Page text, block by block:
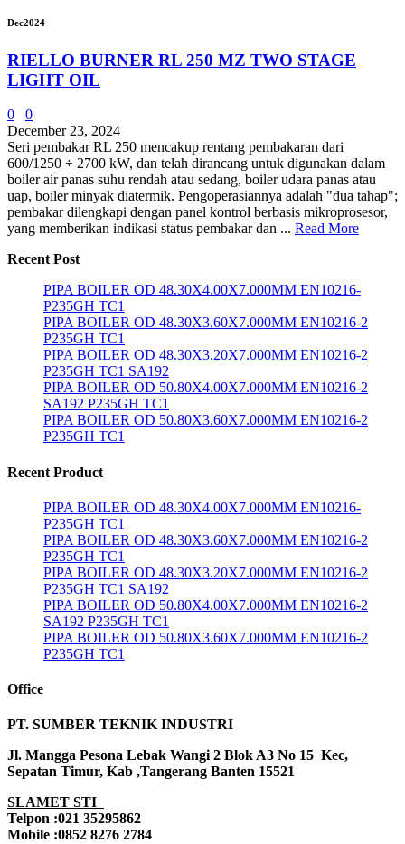
Dec2024
RIELLO BURNER RL 250 MZ TWO STAGE
LIGHT OIL
0
0
December 23, 2024
Seri pembakar RL 250 mencakup rentang pembakaran dari
600/1250 ÷ 2700 kW, dan telah dirancang untuk digunakan dalam
boiler air panas suhu rendah atau sedang, boiler udara panas atau
uap, boiler minyak diatermik. Pengoperasiannya adalah "dua tahap";
pembakar dilengkapi dengan panel kontrol berbasis mikroprosesor,
yang memberikan indikasi status pembakar dan ... Read More
Recent Post
PIPA BOILER OD 48.30X4.00X7.000MM EN10216-
P235GH TC1
PIPA BOILER OD 48.30X3.60X7.000MM EN10216-2
P235GH TC1
PIPA BOILER OD 48.30X3.20X7.000MM EN10216-2
P235GH TC1 SA192
PIPA BOILER OD 50.80X4.00X7.000MM EN10216-2
SA192 P235GH TC1
PIPA BOILER OD 50.80X3.60X7.000MM EN10216-2
P235GH TC1
Recent Product
PIPA BOILER OD 48.30X4.00X7.000MM EN10216-
P235GH TC1
PIPA BOILER OD 48.30X3.60X7.000MM EN10216-2
P235GH TC1
PIPA BOILER OD 48.30X3.20X7.000MM EN10216-2
P235GH TC1 SA192
PIPA BOILER OD 50.80X4.00X7.000MM EN10216-2
SA192 P235GH TC1
PIPA BOILER OD 50.80X3.60X7.000MM EN10216-2
P235GH TC1
Office
PT. SUMBER TEKNIK INDUSTRI
Jl. Mangga Pesona Lebak Wangi 2 Blok A3 No 15 Kec,
Sepatan Timur, Kab ,Tangerang Banten 15521
SLAMET STI
Telpon :021 35295862
Mobile :0852 8276 2784